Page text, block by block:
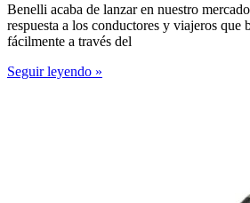
Benelli acaba de lanzar en nuestro
respuesta a los conductores y viajeros que
fácilmente a través del
Seguir leyendo »